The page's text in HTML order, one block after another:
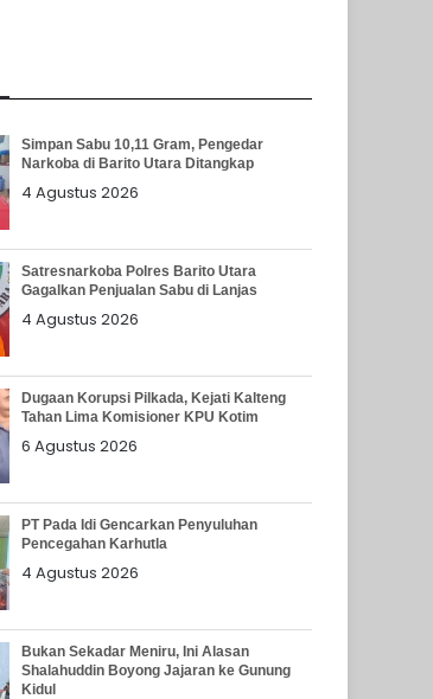
Simpan Sabu 10,11 Gram, Pengedar
Narkoba di Barito Utara Ditangkap
4 Agustus 2026
Satresnarkoba Polres Barito Utara
Gagalkan Penjualan Sabu di Lanjas
4 Agustus 2026
Dugaan Korupsi Pilkada, Kejati Kalteng
Tahan Lima Komisioner KPU Kotim
6 Agustus 2026
PT Pada Idi Gencarkan Penyuluhan
Pencegahan Karhutla
4 Agustus 2026
Bukan Sekadar Meniru, Ini Alasan
Shalahuddin Boyong Jajaran ke Gunung
Kidul